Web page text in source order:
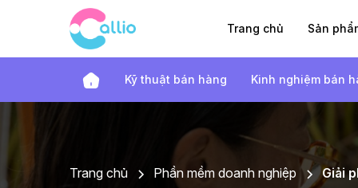
Trang chủ Sản
Kỹ thuật bán hàng Kinh nghiệm bán
Trang chủ Phần mềm doanh nghiệp Giải